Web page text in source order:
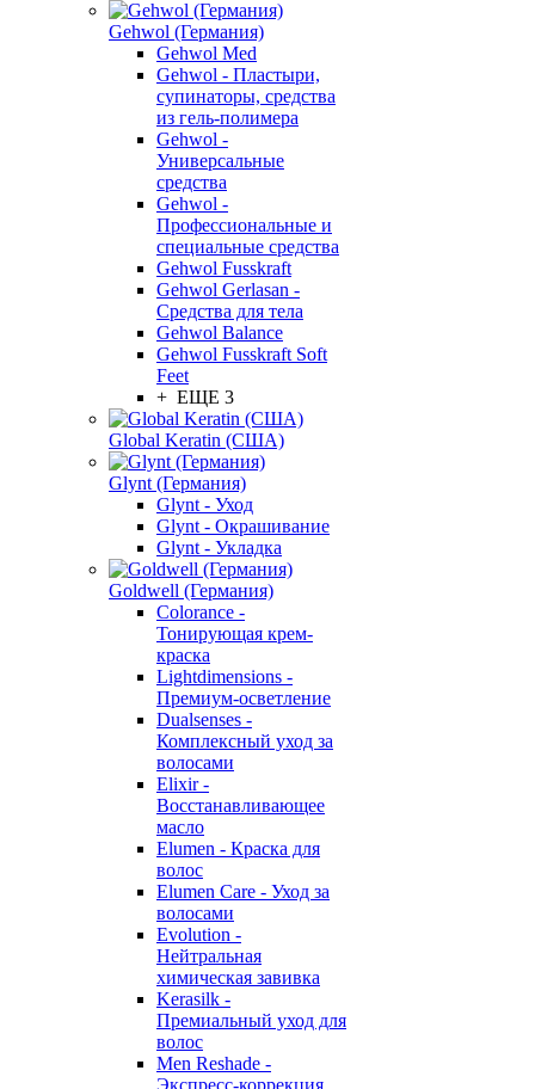
Gehwol (Германия)
Gehwol Med
Gehwol - Пластыри,
супинаторы, средства
из гель-полимера
Gehwol -
Универсальные
средства
Gehwol -
Профессиональные и
специальные средства
Gehwol Fusskraft
Gehwol Gerlasan -
Средства для тела
Gehwol Balance
Gehwol Fusskraft Soft
Feet
+ ЕЩЕ 3
Global Keratin (США)
Glynt (Германия)
Glynt - Уход
Glynt - Окрашивание
Glynt - Укладка
Goldwell (Германия)
Colorance -
Тонирующая крем-
краска
Lightdimensions -
Премиум-осветление
Dualsenses -
Комплексный уход за
волосами
Elixir -
Восстанавливающее
масло
Elumen - Краска для
волос
Elumen Care - Уход за
волосами
Evolution -
Нейтральная
химическая завивка
Kerasilk -
Премиальный уход для
волос
Men Reshade -
Экспресс-коррекция